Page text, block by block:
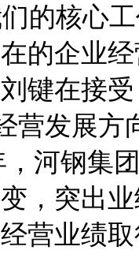
们的核心
的企业
键在接
营发展方
河钢集
，突出
营业绩